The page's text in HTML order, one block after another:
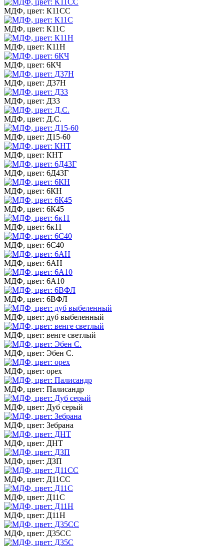
МДФ, цвет: К11СС
МДФ, цвет: К11С
МДФ, цвет: К11Н
МДФ, цвет: 6КЧ
МДФ, цвет: Д37Н
МДФ, цвет: Д33
МДФ, цвет: Д.С.
МДФ, цвет: Д15-60
МДФ, цвет: КНТ
МДФ, цвет: 6Д43Г
МДФ, цвет: 6КН
МДФ, цвет: 6К45
МДФ, цвет: 6к11
МДФ, цвет: 6С40
МДФ, цвет: 6АН
МДФ, цвет: 6А10
МДФ, цвет: 6ВФЛ
МДФ, цвет: дуб выбеленный
МДФ, цвет: венге светлый
МДФ, цвет: Эбен С.
МДФ, цвет: орех
МДФ, цвет: Палисандр
МДФ, цвет: Дуб серый
МДФ, цвет: Зебрана
МДФ, цвет: ДНТ
МДФ, цвет: ДЗП
МДФ, цвет: Д11СС
МДФ, цвет: Д11С
МДФ, цвет: Д11Н
МДФ, цвет: Д35СС